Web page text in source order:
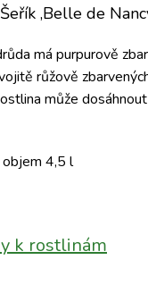
Šeřík ‚Belle de
má purpurově
růžově
může
4,5 l
k rostlinám